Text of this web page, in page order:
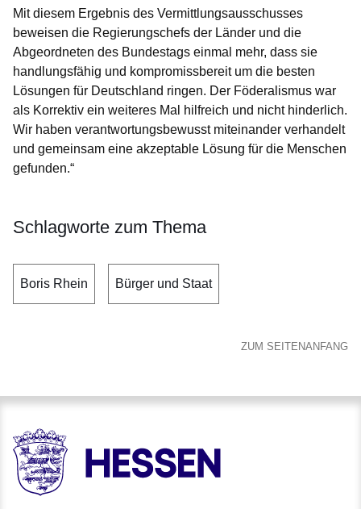
Mit diesem Ergebnis des Vermittlungsausschusses
beweisen die Regierungschefs der Länder und die
Abgeordneten des Bundestags einmal mehr, dass sie
handlungsfähig und kompromissbereit um die besten
Lösungen für Deutschland ringen. Der Föderalismus war
als Korrektiv ein weiteres Mal hilfreich und nicht hinderlich.
Wir haben verantwortungsbewusst miteinander verhandelt
und gemeinsam eine akzeptable Lösung für die Menschen
gefunden.“
Schlagworte zum Thema
Boris Rhein Bürger und Staat
ZUM SEITENANFANG
HESSEN - Hessische Landesregierung